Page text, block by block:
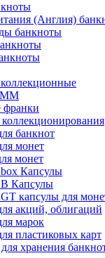
(Англия)
банкноты
франки
банкнот
монет
монет
Капсулы
Капсулы
капсулы для
акций, облигаций
марок
пластиковых карт
хранения